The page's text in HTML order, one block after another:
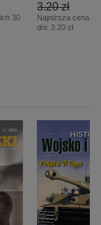
30
3.20 zł
Najniższa cena z
dni: 3.20 zł